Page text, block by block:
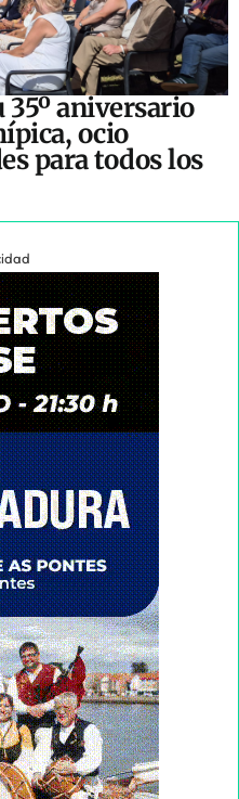
35º aniversario
ocio
para todos los